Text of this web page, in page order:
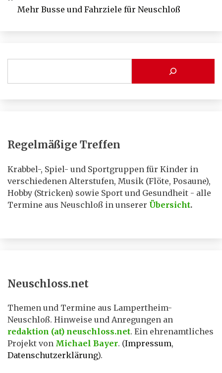
Mehr Busse und Fahrziele für Neuschloß
Regelmäßige Treffen
Krabbel-, Spiel- und Sportgruppen für Kinder in
verschiedenen Alterstufen, Musik (Flöte, Posaune),
Hobby (Stricken) sowie Sport und Gesundheit - alle
Termine aus Neuschloß in unserer Übersicht.
Neuschloss.net
Themen und Termine aus Lampertheim-
Neuschloß. Hinweise und Anregungen an
redaktion (at) neuschloss.net. Ein ehrenamtliches
Projekt von Michael Bayer. (Impressum,
Datenschutzerklärung).